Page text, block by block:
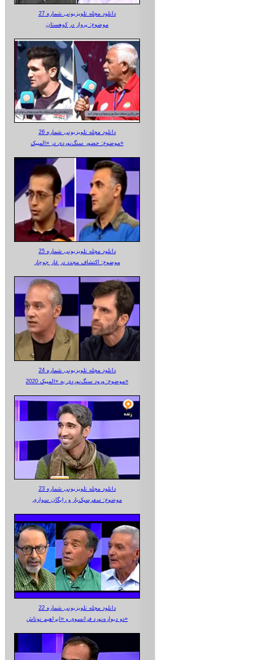
دانلود مجله تلویزیونی شماره 27
موضوع: پرواز در کوهستان
دانلود مجله تلویزیونی شماره 26
موضوع: حضور سنگ‌نوردی در «المپیک»
دانلود مجله تلویزیونی شماره 25
موضوع: اکتشاف مجدد در غار جوجار
دانلود مجله تلویزیونی شماره 24
موضوع: ورود سنگ‌نوردی به «المپیک 2020»
دانلود مجله تلویزیونی شماره 23
موضوع: سفرسبک‌بار و رایگان سواری
دانلود مجله تلویزیونی شماره 22
دو دیواره‌نورد فرانسوی و «ابراهیم نوتاش»